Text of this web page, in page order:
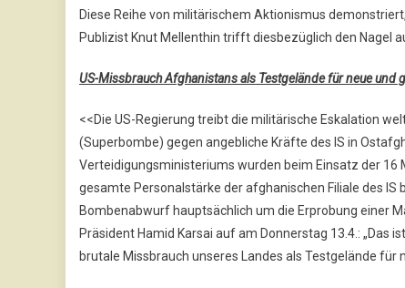
Diese Reihe von militärischem Aktionismus
Publizist Knut Mellenthin trifft diesbezüglich den Nagel
US-Missbrauch Afghanistans als Testgelände für neue und
<<Die US-Regierung treibt die militärische Eskalation
(Superbombe) gegen angebliche Kräfte des IS in
Verteidigungsministeriums wurden beim Einsatz der 16
gesamte Personalstärke der afghanischen Filiale des IS
Bombenabwurf hauptsächlich um die Erprobung einer
Präsident Hamid Karsai auf am Donnerstag 13.4.: „Das
brutale Missbrauch unseres Landes als Testgelände für